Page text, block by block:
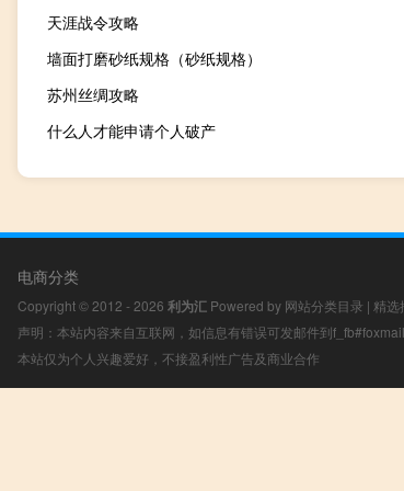
天涯战令攻略
墙面打磨砂纸规格（砂纸规格）
苏州丝绸攻略
什么人才能申请个人破产
电商分类
Copyright © 2012 - 2026 利为汇 Powered by 网站分类目录 | 精选
声明：本站内容来自互联网，如信息有错误可发邮件到
本站仅为个人兴趣爱好，不接盈利性广告及商业合作